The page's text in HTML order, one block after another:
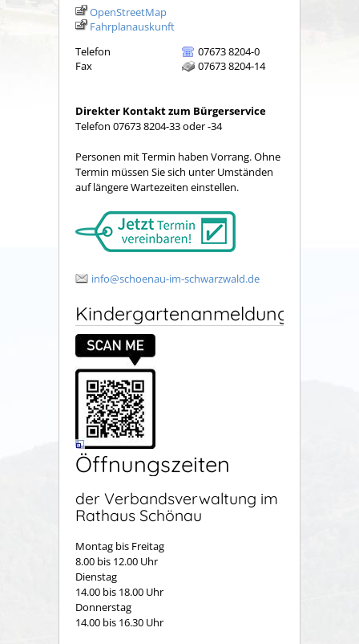
OpenStreetMap
Fahrplanauskunft
Telefon
07673 8204-0
Fax
07673 8204-14
Direkter Kontakt zum Bürgerservice
Telefon 07673 8204-33 oder -34
Personen mit Termin haben Vorrang. Ohne
Termin müssen Sie sich unter Umständen
auf längere Wartezeiten einstellen.
info@schoenau-im-schwarzwald.de
Kindergartenanmeldung
Öffnungszeiten
der Verbandsverwaltung im
Rathaus Schönau
Montag bis Freitag
8.00 bis 12.00 Uhr
Dienstag
14.00 bis 18.00 Uhr
Donnerstag
14.00 bis 16.30 Uhr